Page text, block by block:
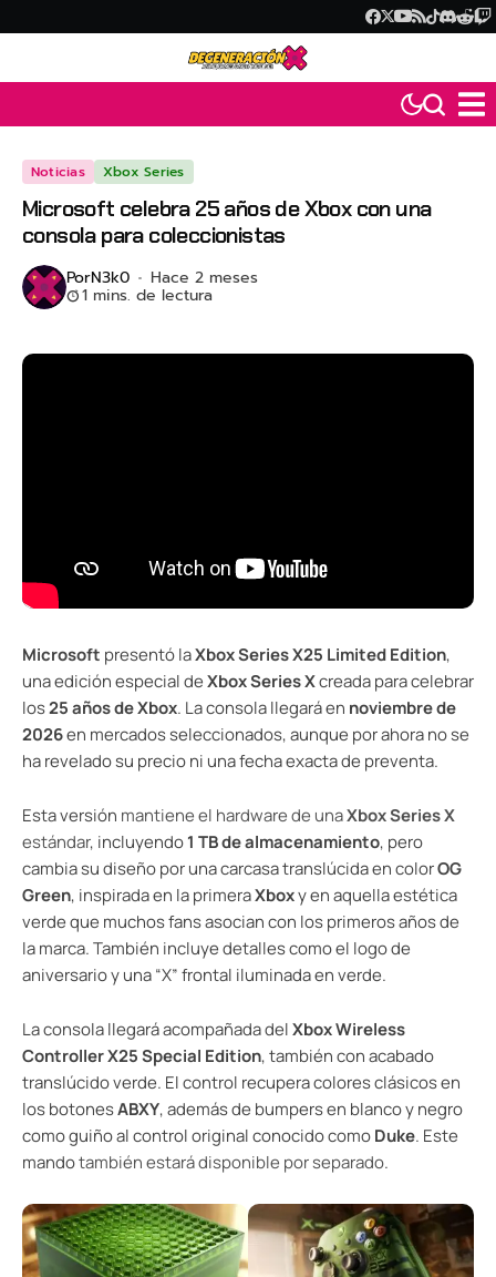
Noticias Xbox Series
Microsoft celebra 25 años de Xbox con una
consola para coleccionistas
PorN3k0 Hace 2 meses
1 mins. de lectura
Microsoft presentó laXbox Series X25 Limited Edition,
una edición especial deXbox Series Xcreada para celebrar
los25 años de Xbox. La consola llegará en noviembre de
2026en mercados seleccionados, aunque por ahora no se
ha revelado su precio ni una fecha exacta de preventa.
Esta versión mantiene el hardware de unaXbox Series X
estándar, incluyendo1 TB de almacenamiento, pero
cambia su diseño por una carcasa translúcida en colorOG
Green, inspirada en la primeraXboxy en aquella estética
verde que muchos fans asocian con los primeros años de
la marca. También incluye detalles como el logo de
aniversario y una “X” frontal iluminada en verde.
La consola llegará acompañada delXbox Wireless
Controller X25 Special Edition, también con acabado
translúcido verde. El control recupera colores clásicos en
los botonesABXY, además de bumpers en blanco y negro
como guiño al control original conocido comoDuke. Este
mandotambién estará disponible por separado.